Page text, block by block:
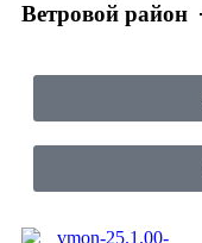
Ветровой район